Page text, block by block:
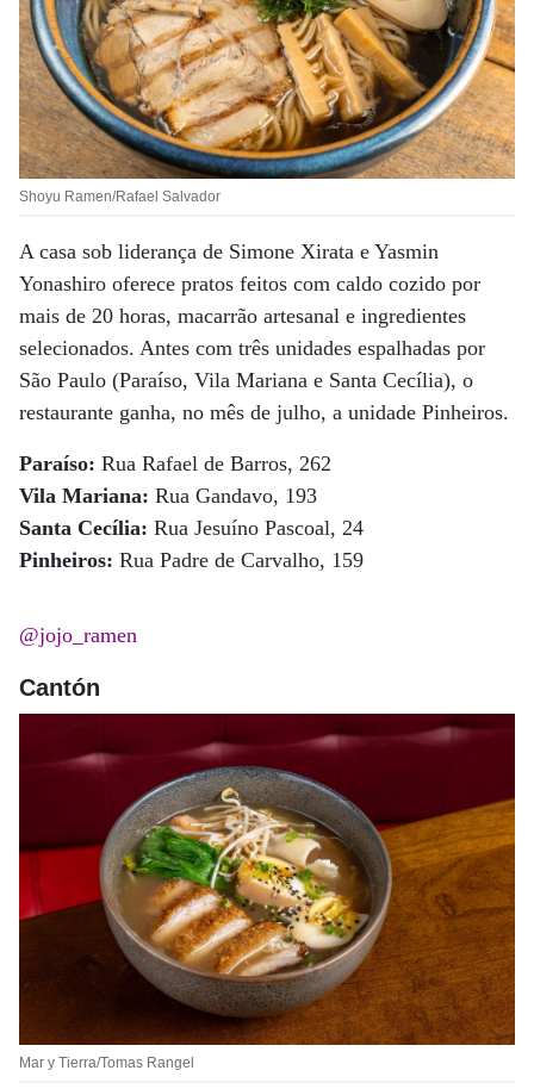
Shoyu Ramen/Rafael Salvador
A casa sob liderança de Simone Xirata e Yasmin
Yonashiro oferece pratos feitos com caldo cozido por
mais de 20 horas, macarrão artesanal e ingredientes
selecionados. Antes com três unidades espalhadas por
São Paulo (Paraíso, Vila Mariana e Santa Cecília), o
restaurante ganha, no mês de julho, a unidade Pinheiros.
Paraíso: Rua Rafael de Barros, 262
Vila Mariana: Rua Gandavo, 193
Santa Cecília: Rua Jesuíno Pascoal, 24
Pinheiros: Rua Padre de Carvalho, 159
@jojo_ramen
Cantón
Mar y Tierra/Tomas Rangel